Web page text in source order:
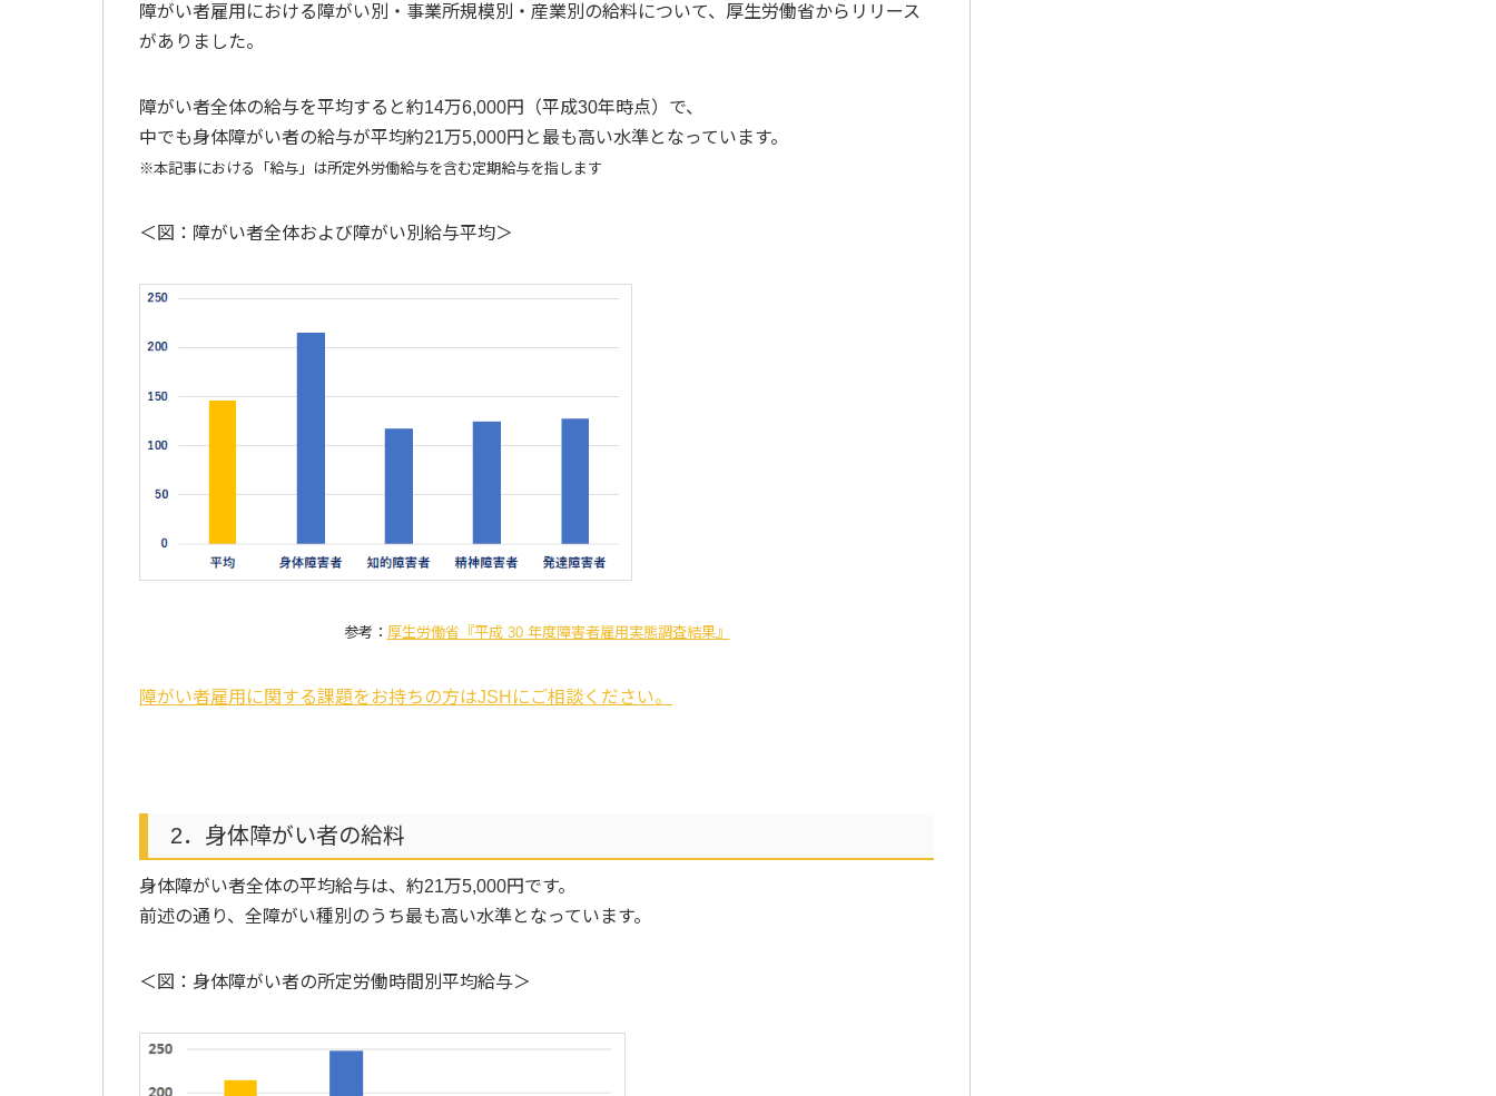
障がい者雇用における障がい別・事業所規模別・産業別の給料について、厚生労働省からリリース
がありました。
障がい者全体の給与を平均すると約14万6,000円（平成30年時点） で、
中でも身体障がい者の給与が平均約21万5,000円と最も高い水準となっています。
※本記事における「給与」は所定外労働給与を含む定期給与を指します
＜図：障がい者全体および障がい別給与平均＞
参考： 厚生労働省『平成 30 年度障害者雇用実態調査結果』
障がい者雇用に関する課題をお持ちの方はJSHにご相談ください。
2．身体障がい者の給料
身体障がい者全体の平均給与は、約21万5,000円です。
前述の通り、全障がい種別のうち最も高い水準となっています。
＜図：身体障がい者の所定労働時間別平均給与＞